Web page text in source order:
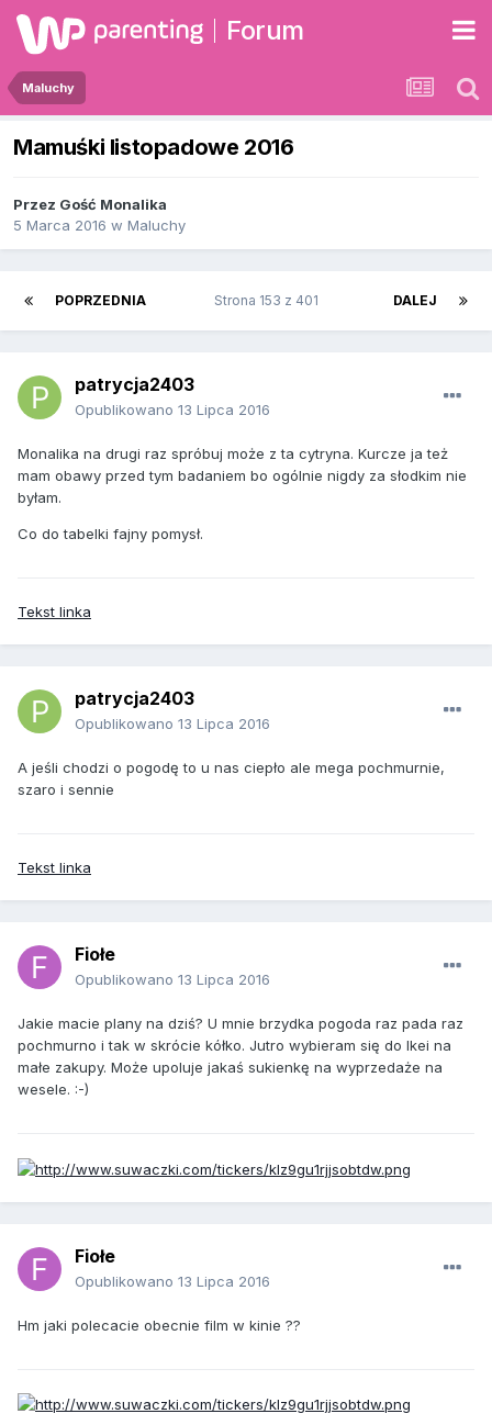
Forum
Maluchy
Mamuśki listopadowe 2016
Przez Gość Monalika
5 Marca 2016 w Maluchy
POPRZEDNIA DALEJ
Strona 153 z 401
patrycja2403
Opublikowano 13 Lipca 2016
Monalika na drugi raz spróbuj może z ta cytryna. Kurcze ja też
mam obawy przed tym badaniem bo ogólnie nigdy za słodkim nie
byłam.
Co do tabelki fajny pomysł.
Tekst linka
patrycja2403
Opublikowano 13 Lipca 2016
A jeśli chodzi o pogodę to u nas ciepło ale mega pochmurnie,
szaro i sennie
Tekst linka
Fiołe
Opublikowano 13 Lipca 2016
Jakie macie plany na dziś? U mnie brzydka pogoda raz pada raz
pochmurno i tak w skrócie kółko. Jutro wybieram się do Ikei na
małe zakupy. Może upoluje jakaś sukienkę na wyprzedaże na
wesele. :-)
Fiołe
Opublikowano 13 Lipca 2016
Hm jaki polecacie obecnie film w kinie ??